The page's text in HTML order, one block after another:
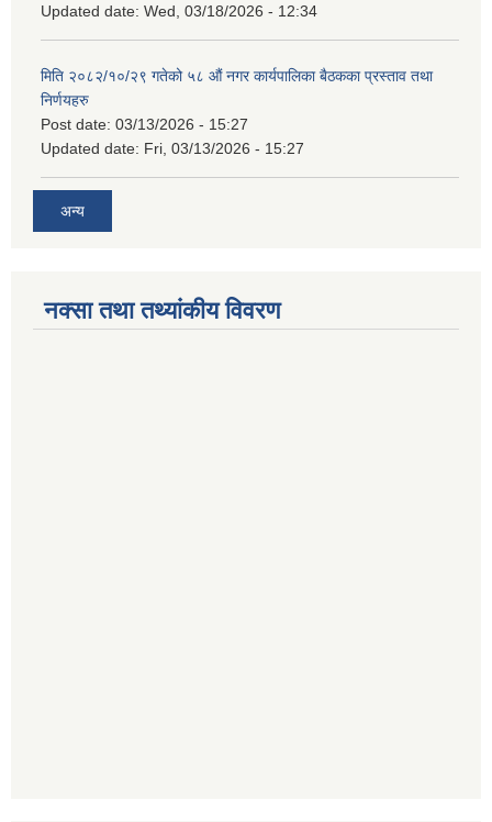
Updated date: Wed, 03/18/2026 - 12:34
मिति २०८२/१०/२९ गतेको ५८ औं नगर कार्यपालिका बैठकका प्रस्ताव तथा
निर्णयहरु
Post date: 03/13/2026 - 15:27
Updated date: Fri, 03/13/2026 - 15:27
अन्य
नक्सा तथा तथ्यांकीय विवरण